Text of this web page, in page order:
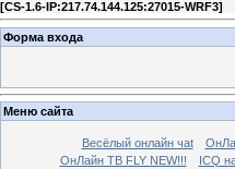
[CS-1.6-IP:217.74.144.125:27015-WRF3]
Форма входа
Меню сайта
Весёлый онлайн чаt
ОнЛайн ТВ FLY NEW!!!
ICQ